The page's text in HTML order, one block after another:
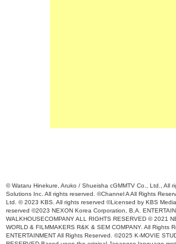
© Wataru Hinekure, Aruko / Shueisha cGMMTV Co., Ltd., All
Solutions Inc. All rights reserved. ©Channel A All Rights
Ltd. © 2023 KBS. All rights reserved ©Licensed by KBS
reserved ©2023 NEXON Korea Corporation, B.A.
WALKHOUSECOMPANY ALL RIGHTS RESERVED © 2021
WORLD & FILMMAKERS R&K & SEM COMPANY. All Rights
ENTERTAINMENT All Rights Reserved. ©2025 K-MOVIE